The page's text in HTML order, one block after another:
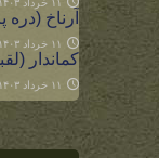
۱۱ خرداد ۱۴۰۳
آرناخ
۱۱ خرداد ۱۴۰۳
کماندار
۱۱ خرداد ۱۴۰۳